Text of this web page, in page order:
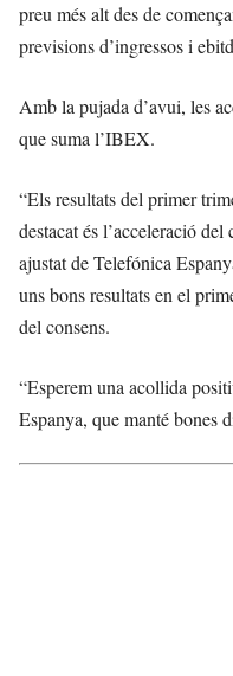
preu més alt des de
previsions d’ingressos i
Amb la pujada d’avui, les
que suma l’IBEX.
“Els resultats del primer
destacat és l’acceleració
ajustat de Telefónica
uns bons resultats en el
del consens.
“Esperem una acollida
Espanya, que manté bones